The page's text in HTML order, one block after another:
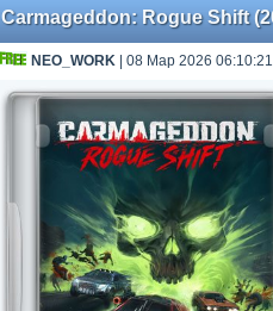
Carmageddon: Rogue Shift
NEO_WORK | 08 Мар 2026 06:10:21